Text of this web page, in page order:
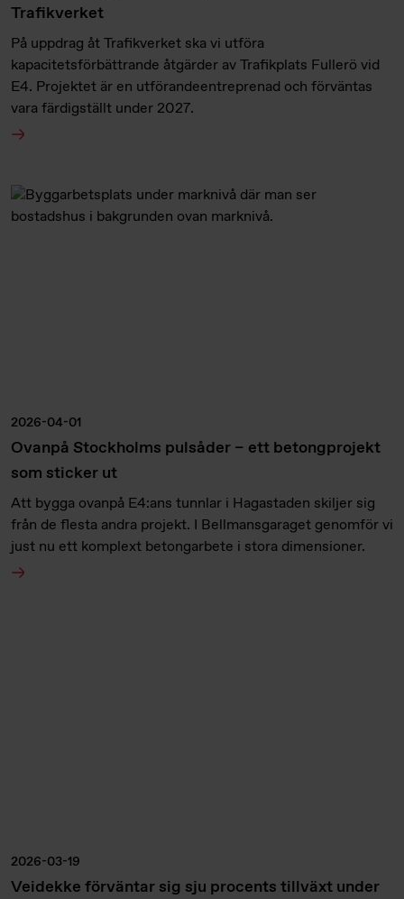
Trafikverket
På uppdrag åt Trafikverket ska vi utföra
kapacitetsförbättrande åtgärder av Trafikplats Fullerö vid
E4. Projektet är en utförandeentreprenad och förväntas
vara färdigställt under 2027.
2026-04-01
Ovanpå Stockholms pulsåder – ett betongprojekt
som sticker ut
Att bygga ovanpå E4:ans tunnlar i Hagastaden skiljer sig
från de flesta andra projekt. I Bellmansgaraget genomför vi
just nu ett komplext betongarbete i stora dimensioner.
2026-03-19
Veidekke förväntar sig sju procents tillväxt under